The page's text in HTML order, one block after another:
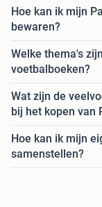
Hoe kan ik mijn
bewaren?
Welke thema's
voetbalboeken?
Wat zijn de
bij het kopen van
Hoe kan ik mijn
samenstellen?